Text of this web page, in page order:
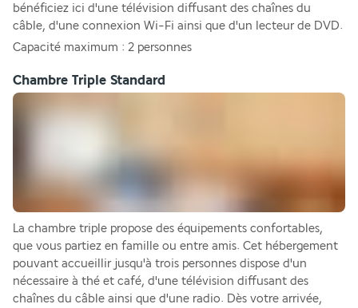
bénéficiez ici d'une télévision diffusant des chaînes du
câble, d'une connexion Wi-Fi ainsi que d'un lecteur de DVD.
Capacité maximum : 2 personnes
Chambre Triple Standard
La chambre triple propose des équipements confortables,
que vous partiez en famille ou entre amis. Cet hébergement
pouvant accueillir jusqu'à trois personnes dispose d'un
nécessaire à thé et café, d'une télévision diffusant des
chaînes du câble ainsi que d'une radio. Dès votre arrivée,